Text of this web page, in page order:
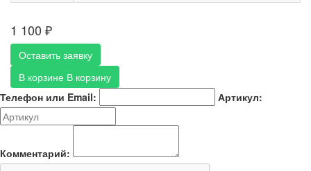
1 100 ₽
Оставить заявку
В корзине В корзину
Телефон или Email:
Артикул:
Комментарий: